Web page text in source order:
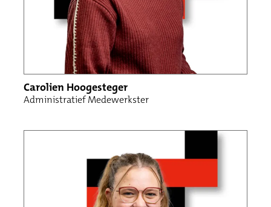
Carolien Hoogesteger
Administratief Medewerkster